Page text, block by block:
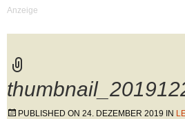
PUBLISHED ON 24. DEZEMBER 2019 IN